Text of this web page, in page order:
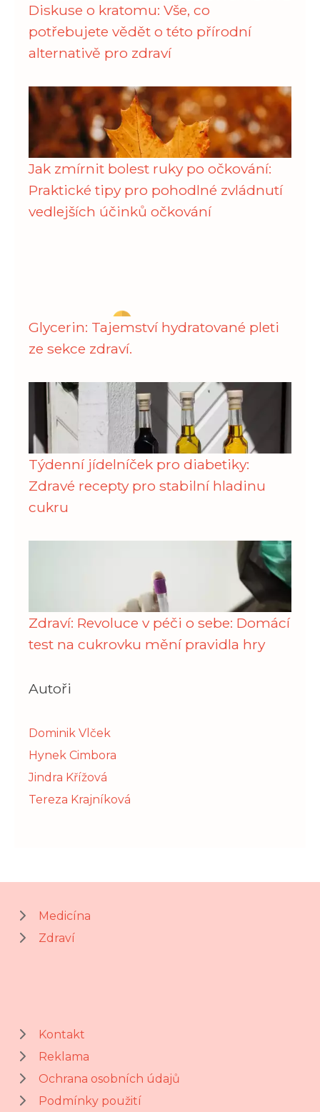
Diskuse o kratomu: Vše, co
potřebujete vědět o této přírodní
alternativě pro zdraví
Jak zmírnit bolest ruky po očkování:
Praktické tipy pro pohodlné zvládnutí
vedlejších účinků očkování
Glycerin: Tajemství hydratované pleti
ze sekce zdraví.
Týdenní jídelníček pro diabetiky:
Zdravé recepty pro stabilní hladinu
cukru
Zdraví: Revoluce v péči o sebe: Domácí
test na cukrovku mění pravidla hry
Autoři
Dominik Vlček
Hynek Cimbora
Jindra Křížová
Tereza Krajníková
Medicína
Zdraví
Kontakt
Reklama
Ochrana osobních údajů
Podmínky použití